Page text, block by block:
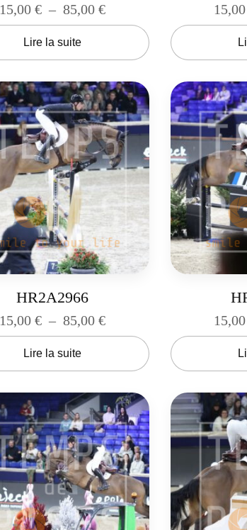
15,00€ – 85,00€
Lire la suite
15,00
HR2A2966
15,00€ – 85,00€
Lire la suite
15,00